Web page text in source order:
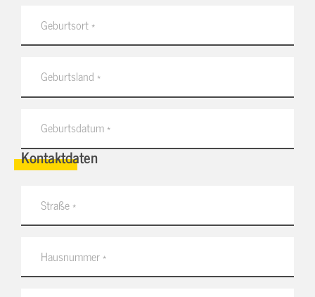
Kontaktdaten